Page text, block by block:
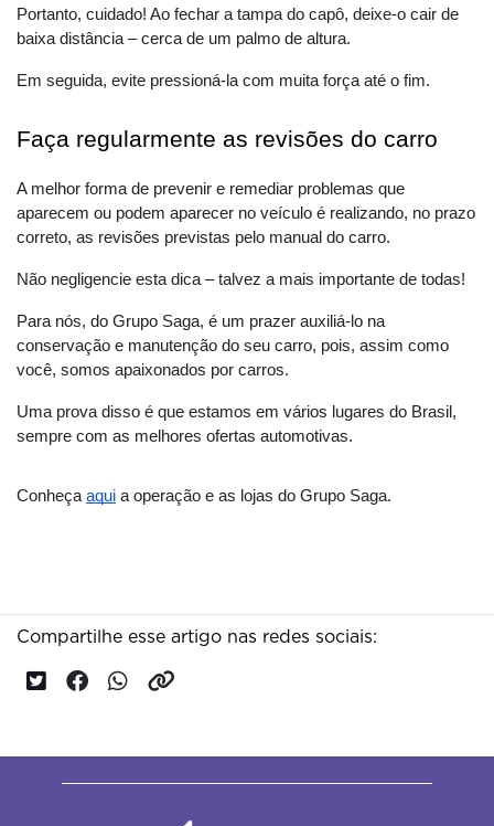
Portanto, cuidado! Ao fechar a tampa do capô, deixe-o cair de
baixa distância – cerca de um palmo de altura.
Em seguida, evite pressioná-la com muita força até o fim.
Faça regularmente as revisões do carro
A melhor forma de prevenir e remediar problemas que
aparecem ou podem aparecer no veículo é realizando, no prazo
correto, as revisões previstas pelo manual do carro.
Não negligencie esta dica – talvez a mais importante de todas!
Para nós, do Grupo Saga, é um prazer auxiliá-lo na
conservação e manutenção do seu carro, pois, assim como
você, somos apaixonados por carros.
Uma prova disso é que estamos em vários lugares do Brasil,
sempre com as melhores ofertas automotivas.
Conheça aqui a operação e as lojas do Grupo Saga.
Compartilhe esse artigo nas redes sociais: